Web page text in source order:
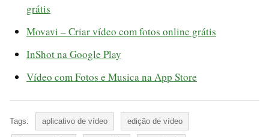
grátis
Movavi – Criar vídeo com fotos online grátis
InShot na Google Play
Vídeo com Fotos e Musica na App Store
Tags: aplicativo de vídeo edição de vídeo